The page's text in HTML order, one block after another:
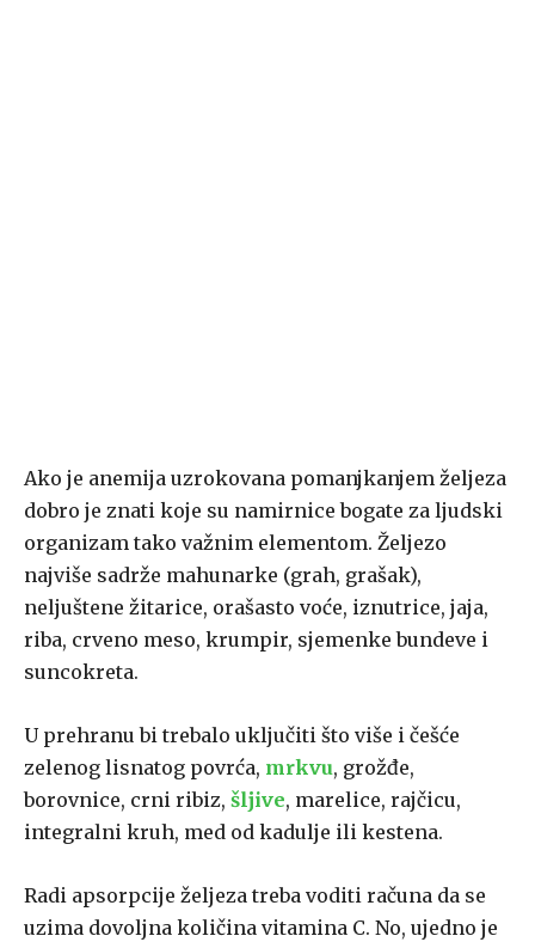
Ako je anemija uzrokovana pomanjkanjem željeza
dobro je znati koje su namirnice bogate za ljudski
organizam tako važnim elementom. Željezo
najviše sadrže mahunarke (grah, grašak),
neljuštene žitarice, orašasto voće, iznutrice, jaja,
riba, crveno meso, krumpir, sjemenke bundeve i
suncokreta.
U prehranu bi trebalo uključiti što više i češće
zelenog lisnatog povrća, mrkvu, grožđe,
borovnice, crni ribiz, šljive, marelice, rajčicu,
integralni kruh, med od kadulje ili kestena.
Radi apsorpcije željeza treba voditi računa da se
uzima dovoljna količina vitamina C. No, ujedno je